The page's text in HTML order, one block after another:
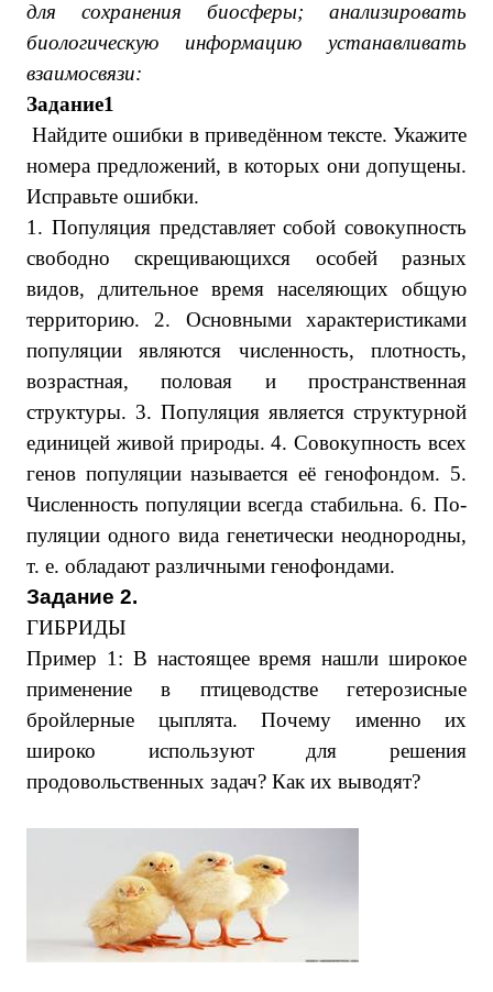
для сохранения биосферы; анализировать
биологическую информацию устанавливать
взаимосвязи:
Задание1
Найдите ошиб­ки в приведённом тексте. Ука­жи­те
но­ме­ра предложений, в ко­то­рых они допущены.
Ис­правь­те ошибки.
1. По­пу­ля­ция пред­став­ля­ет собой со­во­куп­ность
сво­бод­но скре­щи­ва­ю­щих­ся осо­бей раз­ных
видов, дли­тель­ное время на­се­ля­ю­щих общую
территорию. 2. Ос­нов­ны­ми ха­рак­те­ри­сти­ка­ми
по­пу­ля­ции яв­ля­ют­ся численность, плотность,
возрастная, по­ло­вая и про­стран­ствен­ная
структуры. 3. По­пу­ля­ция яв­ля­ет­ся струк­тур­ной
еди­ни­цей живой природы. 4. Со­во­куп­ность всех
генов по­пу­ля­ции на­зы­ва­ет­ся её генофондом. 5.
Чис­лен­ность по­пу­ля­ции все­гда стабильна. 6. По­
пу­ля­ции од­но­го вида ге­не­ти­че­ски неоднородны,
т. е. об­ла­да­ют раз­лич­ны­ми генофондами.
Задание 2.
ГИБРИДЫ
Пример 1: В настоящее время нашли широкое
применение в птицеводстве гетерозисные
бройлерные цыплята. Почему именно их
широко используют для решения
продовольственных задач? Как их выводят?